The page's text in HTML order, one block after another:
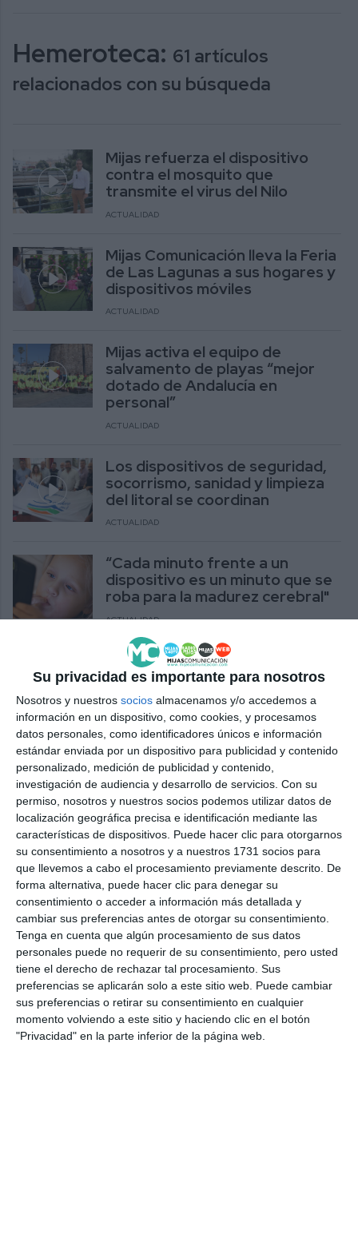
Su privacidad es importante para nosotros
Nosotros y nuestros socios almacenamos y/o accedemos a
información en un dispositivo, como cookies, y procesamos
datos personales, como identificadores únicos e información
estándar enviada por un dispositivo para publicidad y contenido
personalizado, medición de publicidad y contenido,
investigación de audiencia y desarrollo de servicios. Con su
permiso, nosotros y nuestros socios podemos utilizar datos de
localización geográfica precisa e identificación mediante las
características de dispositivos. Puede hacer clic para otorgarnos
su consentimiento a nosotros y a nuestros 1731 socios para
que llevemos a cabo el procesamiento previamente descrito. De
forma alternativa, puede hacer clic para denegar su
consentimiento o acceder a información más detallada y
cambiar sus preferencias antes de otorgar su consentimiento.
Tenga en cuenta que algún procesamiento de sus datos
personales puede no requerir de su consentimiento, pero usted
tiene el derecho de rechazar tal procesamiento. Sus
preferencias se aplicarán solo a este sitio web. Puede cambiar
sus preferencias o retirar su consentimiento en cualquier
momento volviendo a este sitio y haciendo clic en el botón
"Privacidad" en la parte inferior de la página web.
Hemeroteca: 61 artículos
relacionados con su búsqueda
Mijas refuerza el dispositivo
contra el mosquito que
transmite el virus del Nilo
ACTUALIDAD
Mijas Comunicación lleva la Feria
de Las Lagunas a sus hogares y
dispositivos móviles
ACTUALIDAD
Mijas activa el equipo de
salvamento de playas “mejor
dotado de Andalucía en
personal”
ACTUALIDAD
Los dispositivos de seguridad,
socorrismo, sanidad y limpieza
del litoral se coordinan
ACTUALIDAD
“Cada minuto frente a un
dispositivo es un minuto que se
roba para la madurez cerebral"
ACTUALIDAD
Mijas activa un dispositivo para
reforzar seguridad, limpieza y
movilidad en Semana Santa
ACTUALIDAD
El edil de Policía Local hace un
balance positivo del dispositivo
de seguridad de la feria
ACTUALIDAD
La DGT pone en marcha un
dispositivo especial para la
operación ‘Retorno del verano'
El Ayuntamiento desplegará un
amplio dispositivo para
garantizar la seguridad en la
feria
ACTUALIDAD